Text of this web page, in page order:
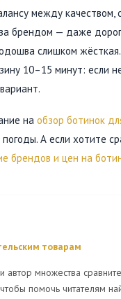
между
брендом — даже
слишком
10–15 минут: если
на обзор ботинок
А если хотите
брендов и цен на
товарам
автор множества
помочь читателям